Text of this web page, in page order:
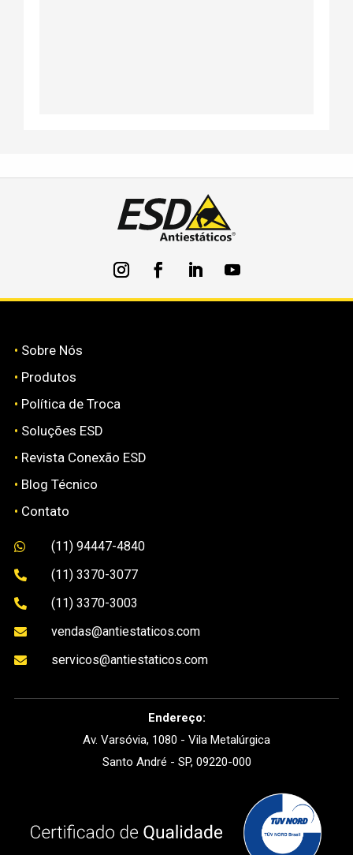
• Sobre Nós
• Produtos
• Política de Troca
• Soluções ESD
• Revista Conexão ESD
• Blog Técnico
• Contato
 (11) 94447-4840
 (11) 3370-3077
 (11) 3370-3003
 vendas@antiestaticos.com
 servicos@antiestaticos.com
Endereço:
Av. Varsóvia, 1080 - Vila Metalúrgica
Santo André - SP, 09220-000